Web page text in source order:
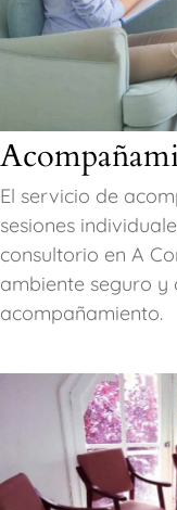
El servicio de
sesiones
consultorio en A
ambiente seguro
acompañamiento.